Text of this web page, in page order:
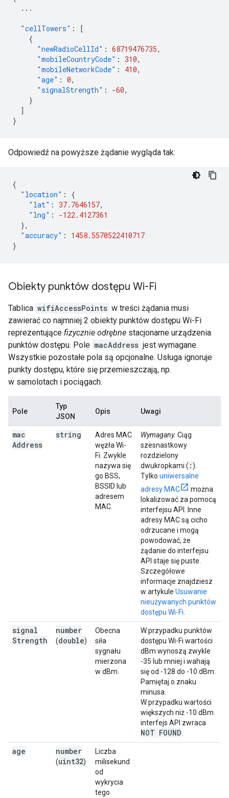
...
"cellTowers" :
[
{
"newRadioCellId" : 68719476735,
"mobileCountryCode" : 310,
"mobileNetworkCode" : 410,
"age" : 0,
"signalStrength" : -60,
}
]
}
Odpowiedź na powyższe żądanie wygląda tak:
{
"location" :
{
"lat" : 37.7646157,
"lng" :
-122.4127361
},
"accuracy" :
1458.5570522410717
}
Obiekty punktów dostępu Wi-Fi
Tablica wifiAccessPoints w treści żądania musi
zawierać co najmniej 2 obiekty punktów dostępu Wi-Fi
reprezentujące fizycznie odrębne stacjonarne urządzenia
punktów dostępu. Pole macAddress jest wymagane.
Wszystkie pozostałe pola są opcjonalne. Usługa ignoruje
punkty dostępu, które się przemieszczają, np.
w samolotach i pociągach.
Pole
Typ
JSON
Opis Uwagi
mac
Address
string
Adres MAC
węzła Wi-
Fi. Zwykle
nazywa się
go BSS,
BSSID lub
adresem
MAC.
Wymagany. Ciąg
szesnastkowy
rozdzielony
dwukropkami ( :).
Tylko uniwersalne
adresy MAC
można
lokalizować za pomocą
interfejsu API. Inne
adresy MAC są cicho
odrzucane i mogą
powodować, że
żądanie do interfejsu
API staje się puste.
Szczegółowe
informacje znajdziesz
w artykule Usuwanie
nieużywanych punktów
dostępu Wi-Fi
signal
Strength
number
(double)
Obecna
siła
sygnału
mierzona
w dBm.
W przypadku punktów
dostępu Wi-Fi wartości
dBm wynoszą zwykle
-35 lub mniej i wahają
się od -128 do -10 dBm.
Pamiętaj o znaku
minusa.
W przypadku wartości
większych niż -10 dBm
interfejs API zwraca
NOT FOUND
age number
(uint32)
Liczba
milisekund
od
wykrycia
tego